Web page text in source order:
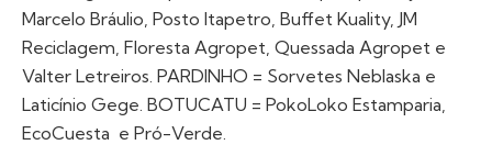
Marcelo Bráulio, Posto Itapetro, Buffet Kuality, JM
Reciclagem, Floresta Agropet, Quessada Agropet e
Valter Letreiros. PARDINHO = Sorvetes Neblaska e
Laticínio Gege. BOTUCATU = PokoLoko Estamparia,
EcoCuesta e Pró-Verde.